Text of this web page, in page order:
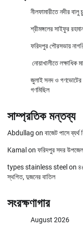
নীলফামারীতে নদীর বালু
শ্রীমঙ্গলের সাইফুর
ফরিদপুর পৌরসভায়
নোয়াখালীতে লক্ষাধিক
জুলাই সনদ ও গণভোটের
গণমিছিল
সাম্প্রতিক মন্তব্য
Abdullag on বাজেট পাসে
Kamal on ফরিদপুর সদর
types stainless steel on
স্থগিত, দুজনের বাতিল
সংরক্ষণাগার
August 2026